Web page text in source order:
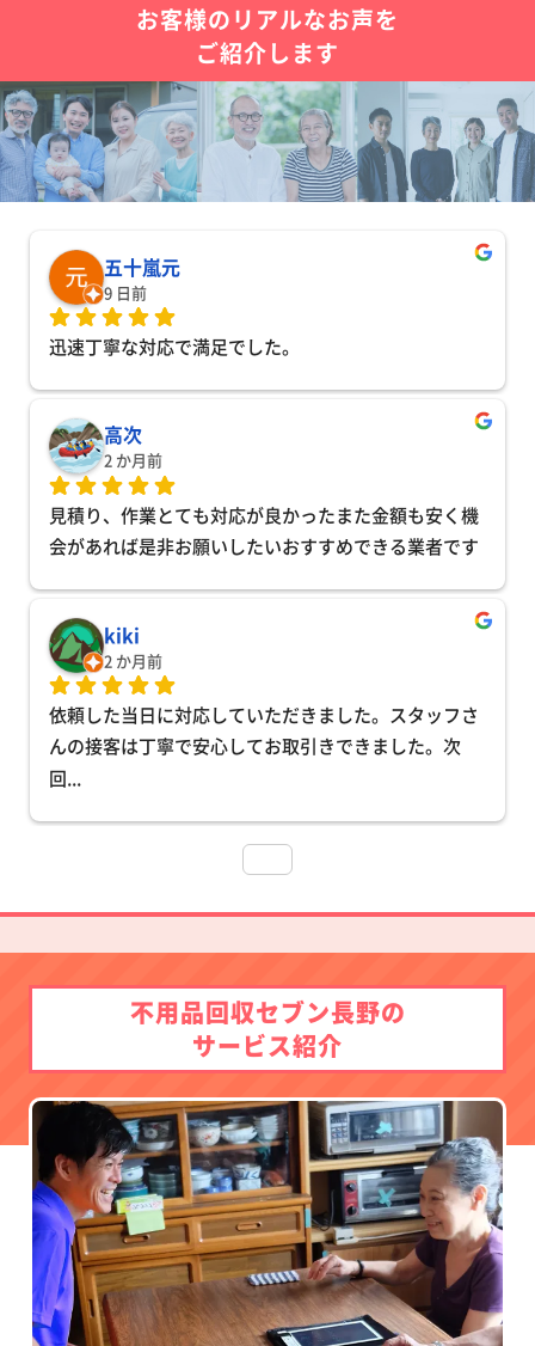
お客様のリアルなお声を
ご紹介します
五十嵐元
9 日前
迅速丁寧な対応で満足でした。
高次
2 か月前
見積り、作業とても対応が良かったまた金額も安く機
会があれば是非お願いしたいおすすめできる業者です
kiki
2 か月前
依頼した当日に対応していただきました。スタッフさ
んの接客は丁寧で安心してお取引きできました。次
回...
不用品回収セブン長野の
サービス紹介